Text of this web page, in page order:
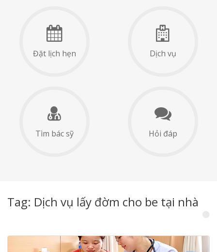
Đặt lịch hẹn Dịch vụ
Tìm bác sỹ Hỏi đáp
Tag: Dịch vụ lấy đờm cho be tại nhà